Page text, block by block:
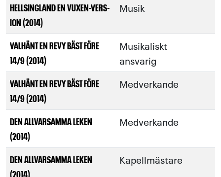
HELLSINGLAND EN VUXEN-VERS-
ION (2014)
Musik
VALHÄNT EN REVY BÄST FÖRE
14/9 (2014)
Musikaliskt
ansvarig
VALHÄNT EN REVY BÄST FÖRE
14/9 (2014)
Medverkande
DEN ALLVARSAMMA LEKEN
(2014)
Medverkande
DEN ALLVARSAMMA LEKEN
(2014)
Kapellmästare